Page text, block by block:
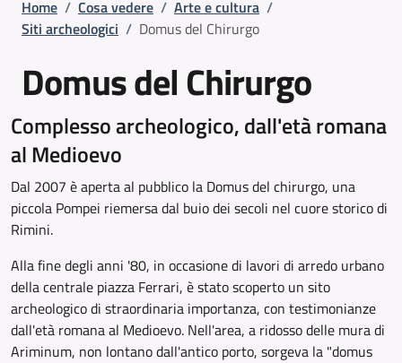
Home / Cosa vedere / Arte e cultura /
Siti archeologici / Domus del Chirurgo
Domus del Chirurgo
Complesso archeologico, dall'età romana
al Medioevo
Dal 2007 è aperta al pubblico la Domus del chirurgo, una
piccola Pompei riemersa dal buio dei secoli nel cuore storico di
Rimini.
Alla fine degli anni '80, in occasione di lavori di arredo urbano
della centrale piazza Ferrari, è stato scoperto un sito
archeologico di straordinaria importanza, con testimonianze
dall'età romana al Medioevo. Nell'area, a ridosso delle mura di
Ariminum, non lontano dall'antico porto, sorgeva la "domus